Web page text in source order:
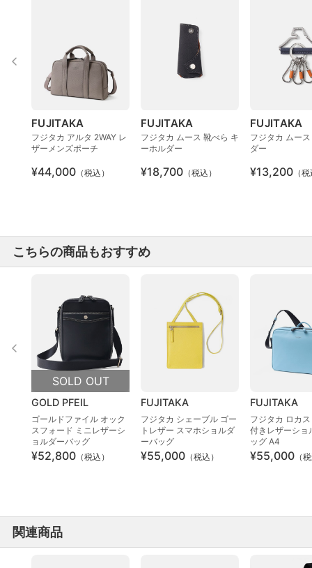
FUJITAKA
フジタカ アルタ 2WAY レ
ザーメンズポーチ
¥44,000 （税込）
FUJITAKA
フジタカ ムース 靴べら キ
ーホルダー
¥18,700 （税込）
FUJITAKA
フジタカ ムー
ダー
¥13,200 （
こちらの商品もおすすめ
SOLD OUT
GOLD PFEIL
ゴールドファイル オック
スフォード ミニレザーシ
ョルダーバッグ
¥52,800 （税込）
FUJITAKA
フジタカ シェーブル ゴー
トレザー スマホショルダ
ーバッグ
¥55,000 （税込）
FUJITAKA
フジタカ ロカ
付きレザーショ
ッグ A4
¥55,000 （
関連商品